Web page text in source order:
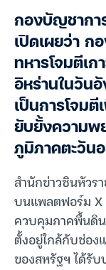
กองบัญชากา
เปิดเผยว่า ก
ทหารโจมตีเ
อิหร่านในวันอั
เป็นการโจม
ยับยั้งความพ
ภูมิภาคตะวัน
สำนักข่าวซินหัวร
บนแพลตฟอร์ม X
ควบคุมภาคพื้นดิน
ตั้งอยู่ใกล้กับช่อง
ของสหรัฐฯ ได้รับ